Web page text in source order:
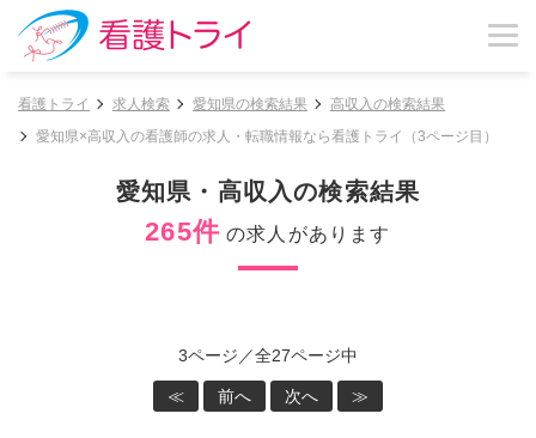
看護トライ 求人検索 愛知県の検索結果
高収入の検索結果
愛知県×高収入の看護師の求人・転職情報なら看護トライ（3ページ目）
愛知県・高収入の検索結果
265件 の求人があります
3ページ／全27ページ中
≪ 前へ 次へ ≫